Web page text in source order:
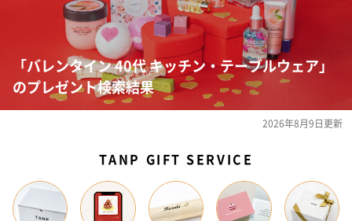
「バレンタイン 40代 キッチン・テーブルウェア」
のプレゼント検索結果
2026年8月9日更新
TANP GIFT SERVICE